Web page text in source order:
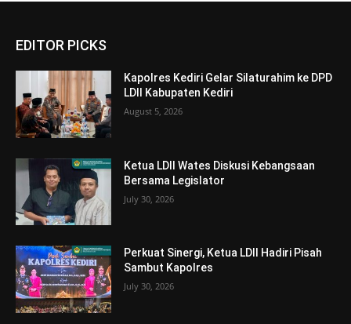
EDITOR PICKS
Kapolres Kediri Gelar Silaturahim ke DPD
LDII Kabupaten Kediri
August 5, 2026
Ketua LDII Wates Diskusi Kebangsaan
Bersama Legislator
July 30, 2026
Perkuat Sinergi, Ketua LDII Hadiri Pisah
Sambut Kapolres
July 30, 2026